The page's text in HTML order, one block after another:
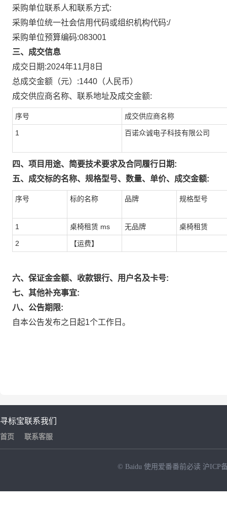
采购单位联系人和联系方式:
采购单位统一社会信用代码或组织机构代码:/
采购单位预算编码:083001
三、成交信息
成交日期:2024年11月8日
总成交金额（元）:1440 （人民币）
成交供应商名称、联系地址及成交金额:
序号 成交供应商名称
1 百诺众诚电子科技有限公司
四、项目用途、简要技术要求及合同履行日期:
五、成交标的名称、规格型号、数量、单价、成交金额:
序号 标的名称 品牌 规格型号
1 桌椅租赁 ms 无品牌 桌椅租赁
2 【运费】
六、保证金金额、收款银行、用户名及卡号:
七、其他补充事宜:
八、公告期限:
自本公告发布之日起1个工作日。
寻标宝
首页
联系我们
联系客服
© Baidu 使用爱番番前必读 沪ICP